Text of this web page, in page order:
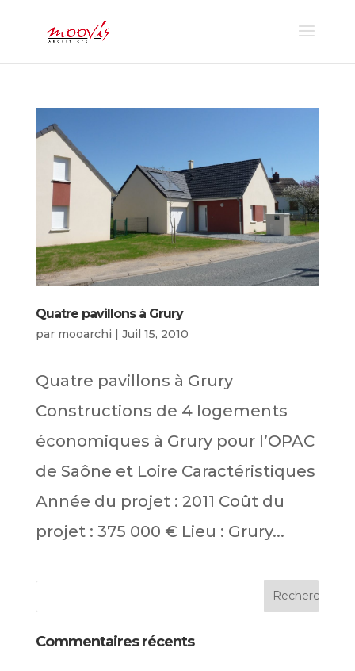
Quatre pavillons à Grury
par mooarchi | Juil 15, 2010
Quatre pavillons à Grury
Constructions de 4 logements
économiques à Grury pour l’OPAC
de Saône et Loire Caractéristiques
Année du projet : 2011 Coût du
projet : 375 000 € Lieu : Grury...
Commentaires récents